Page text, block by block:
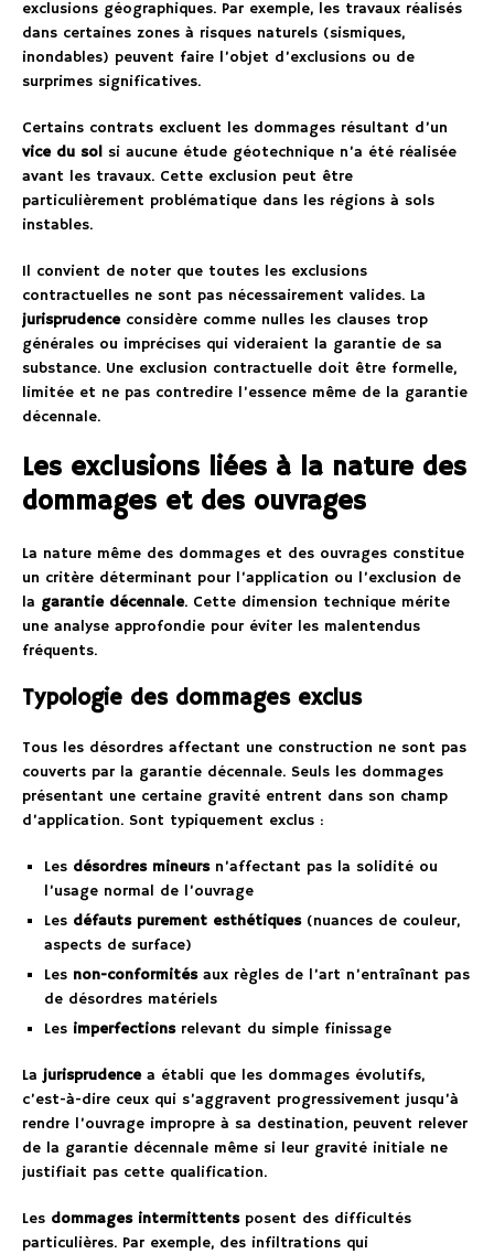
exclusions géographiques. Par exemple, les travaux réalisés
dans certaines zones à risques naturels (sismiques,
inondables) peuvent faire l’objet d’exclusions ou de
surprimes significatives.
Certains contrats excluent les dommages résultant d’un
vice du sol si aucune étude géotechnique n’a été réalisée
avant les travaux. Cette exclusion peut être
particulièrement problématique dans les régions à sols
instables.
Il convient de noter que toutes les exclusions
contractuelles ne sont pas nécessairement valides. La
jurisprudenceconsidère comme nulles les clauses trop
générales ou imprécises qui videraient la garantie de sa
substance. Une exclusion contractuelle doit être formelle,
limitée et ne pas contredire l’essence même de la garantie
décennale.
Les exclusions liées à la nature des
dommages et des ouvrages
La nature même des dommages et des ouvrages constitue
un critère déterminant pour l’application ou l’exclusion de
la garantie décennale. Cette dimension technique mérite
une analyse approfondie pour éviter les malentendus
fréquents.
Typologie des dommages exclus
Tous les désordres affectant une construction ne sont pas
couverts par la garantie décennale. Seuls les dommages
présentant une certaine gravité entrent dans son champ
d’application. Sont typiquement exclus :
Les désordres mineursn’affectant pas la solidité ou
l’usage normal de l’ouvrage
Les défauts purement esthétiques(nuances de couleur,
aspects de surface)
Les non-conformitésaux règles de l’art n’entraînant pas
de désordres matériels
Les imperfectionsrelevant du simple finissage
Lajurisprudencea établi que les dommages évolutifs,
c’est-à-dire ceux qui s’aggravent progressivement jusqu’à
rendre l’ouvrage impropre à sa destination, peuvent relever
de la garantie décennale même si leur gravité initiale ne
justifiait pas cette qualification.
Les dommages intermittentsposent des difficultés
particulières. Par exemple, des infiltrations qui